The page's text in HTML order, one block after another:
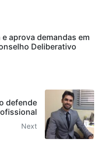
e aprova demandas em
Deliberativo
defende
Next